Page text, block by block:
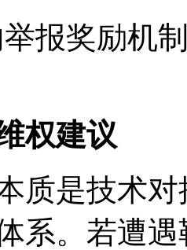
报奖励机
权建议
质是技术
系。若遭